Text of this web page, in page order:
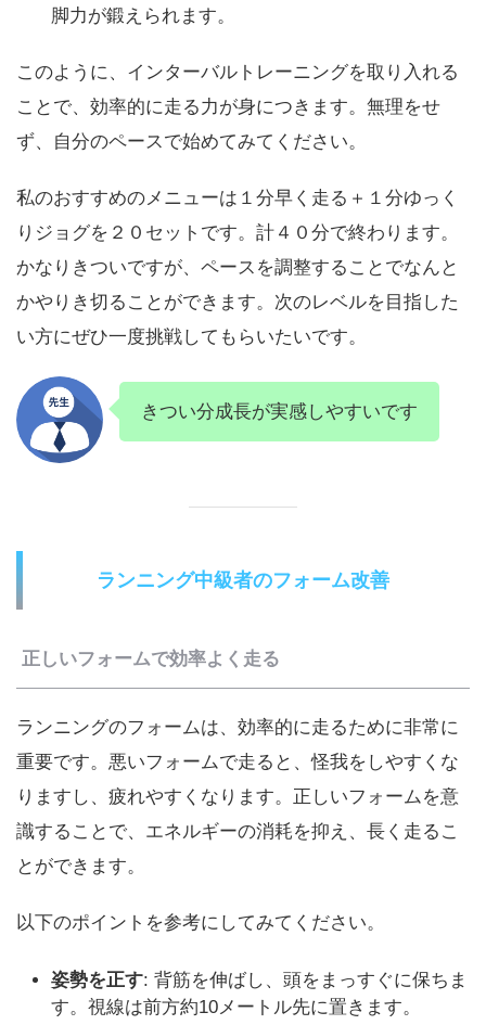
脚力が鍛えられます。
このように、インターバルトレーニングを取り入れる
ことで、効率的に走る力が身につきます。無理をせ
ず、自分のペースで始めてみてください。
私のおすすめのメニューは１分早く走る＋１分ゆっく
りジョグを２０セットです。計４０分で終わります。
かなりきついですが、ペースを調整することでなんと
かやりき切ることができます。次のレベルを目指した
い方にぜひ一度挑戦してもらいたいです。
きつい分成長が実感しやすいです
ランニング中級者のフォーム改善
正しいフォームで効率よく走る
ランニングのフォームは、効率的に走るために非常に
重要です。悪いフォームで走ると、怪我をしやすくな
りますし、疲れやすくなります。正しいフォームを意
識することで、エネルギーの消耗を抑え、長く走るこ
とができます。
以下のポイントを参考にしてみてください。
姿勢を正す: 背筋を伸ばし、頭をまっすぐに保ちま
す。視線は前方約10メートル先に置きます。